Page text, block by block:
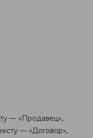
— «Продавец»,
— «Договор»,